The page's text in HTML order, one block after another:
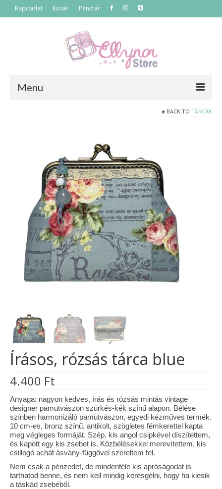
Kapcsolat Kosár Pénztár
Menu
Szettek
Akciós termékek
Táskák
Neszeszerek
Tárcák
Szemüvegtokok
Zsebkendő tartók
Tolltartók
Mobiltelefon tartók
Tote bag
Piactér
Kosár
Galéria
Hasznos információk
Vásárok, ahol velem is találkozhattál…
Alapanyagok, kellékek
BACK TO TÁRCÁK
Írásos, rózsás tárca blue
4.400 Ft
Anyaga: nagyon kedves, írás és rózsás mintás vintage
designer pamutvászon szürkés-kék színű alapon. Bélése
színben harmonizáló pamutvászon, egyedi kézműves termék.
10 cm-es, bronz színű, antikolt, szögletes fémkerettel kapta
meg végleges formáját. Szép, kis angol csipkével díszítettem,
és kapott egy kis zsebet is. Közbélésekkel merevítettem, kis
csillogó achát ásvány-függővel szereltem fel.
Nem csak a pénzedet, de mindenféle kis apróságodat is
tarthatod benne, és nem kell mindig keresgélni, hogy ha kiesik
a táskád zsebéből.